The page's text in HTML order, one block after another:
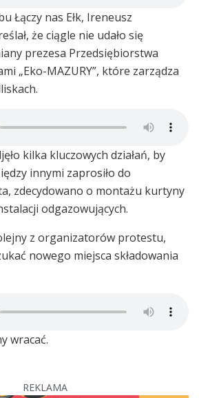
Łączy nas Ełk, Ireneusz
że ciągle nie udało się
prezesa Przedsiębiorstwa
„Eko-MAZURY”, które zarządza
kilka kluczowych działań, by
innymi zaprosiło do
zdecydowano o montażu kurtyny
odgazowujących.
z organizatorów protestu,
nowego miejsca składowania
wracać.
REKLAMA